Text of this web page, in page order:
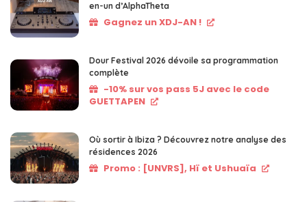
en-un d’AlphaTheta
Gagnez un XDJ-AN !
Dour Festival 2026 dévoile sa programmation
complète
-10% sur vos pass 5J avec le code
GUETTAPEN
Où sortir à Ibiza ? Découvrez notre analyse des
résidences 2026
Promo : [UNVRS], Hï et Ushuaïa